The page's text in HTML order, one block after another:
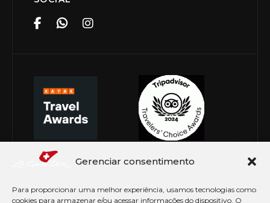
Gerenciar consentimento
Para proporcionar uma melhor experiência, usamos tecnologias como
cookies para armazenar e/ou acessar informações do dispositivo. O